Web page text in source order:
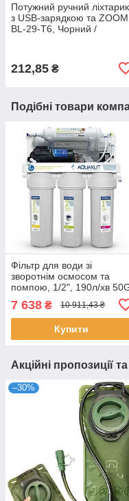
Потужний ручний ліхтарик
з USB-зарядкою та ZOOM,
BL-29-T6, Чорний /
212,85 ₴
Подібні товари
Фільтр для води зі
зворотнім осмосом та
помпою, 1/2", 190л/хв
зворотного осмосу /
Фільтр осмос із помпою
7 638 ₴ 10 911,43 ₴
Купити
Акційні пропозиції
–30%